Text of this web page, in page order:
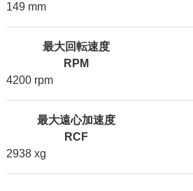
149 mm
最大回転速度
RPM
4200 rpm
最大遠心加速度
RCF
2938 xg